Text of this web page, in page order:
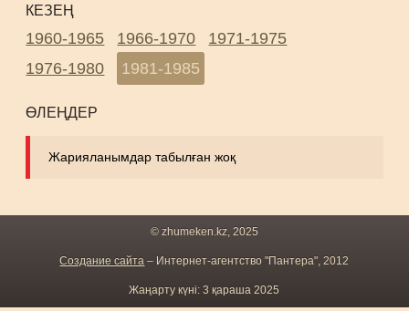
КЕЗЕҢ
1960-1965 1966-1970
1971-1975
1976-1980
1981-1985
ӨЛЕҢДЕР
Жарияланымдар табылған жоқ
© zhumeken.kz, 2025
Создание сайта – Интернет-агентство "Пантера", 2012
Жаңарту күні: 3 қараша 2025